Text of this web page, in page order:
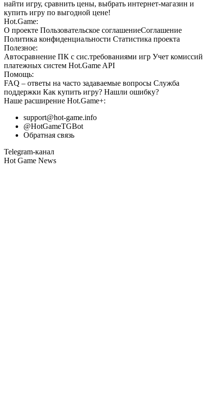
найти игру, сравнить цены, выбрать интернет-магазин и
купить игру по выгодной цене!
Hot.Game:
О проекте Пользовательское соглашениеСоглашение
Политика конфиденциальности Статистика проекта
Полезное:
Автосравнение ПК с сис.требованиями игр Учет комиссий
платежных систем Hot.Game API
Помощь:
FAQ – ответы на часто задаваемые вопросы Служба
поддержки Как купить игру? Нашли ошибку?
Наше расширение Hot.Game+:
support@hot-game.info
@HotGameTGBot
Обратная связь
Telegram-канал
Hot Game News